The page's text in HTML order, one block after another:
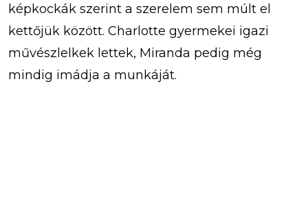
képkockák szerint a szerelem sem múlt el
kettőjük között. Charlotte gyermekei igazi
művészlelkek lettek, Miranda pedig még
mindig imádja a munkáját.